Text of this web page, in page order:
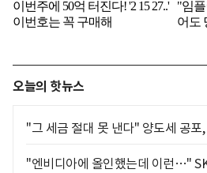
오늘의 핫뉴스
"그 세금 절대 못 낸다" 양도세 공포
"엔비디아에 올인했는데 이런…"